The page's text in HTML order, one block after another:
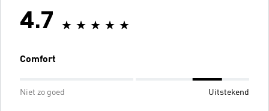
4.7
Comfort
Niet zo goed Uitstekend